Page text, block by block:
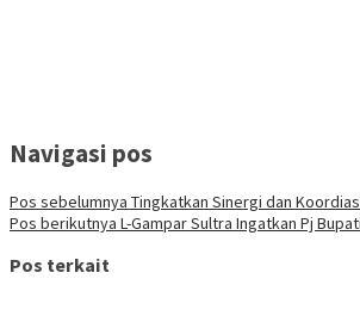
Navigasi pos
Pos sebelumnya Tingkatkan Sinergi dan
Pos berikutnya L-Gampar Sultra Ingatkan Pj
Pos terkait